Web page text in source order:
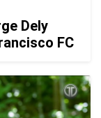
Dely
FC